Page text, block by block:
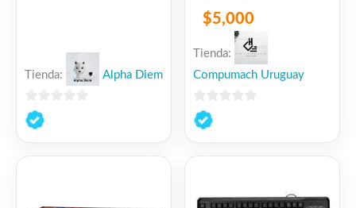
✔ Usuarios que necesitan buena multitarea
varias aplicaciones abiertas sin pérdida de
Tienda: Alpha Diem
0
de
$5,000
Tienda:
Compumach Uruguay
0
de